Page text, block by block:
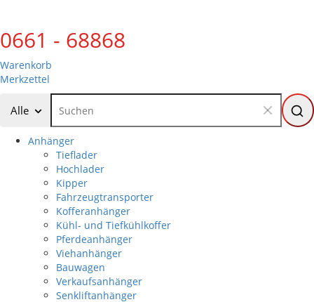
0661 - 68868
Warenkorb
Merkzettel
Alle
Anhänger
Tieflader
Hochlader
Kipper
Fahrzeugtransporter
Kofferanhänger
Kühl- und Tiefkühlkoffer
Pferdeanhänger
Viehanhänger
Bauwagen
Verkaufsanhänger
Senkliftanhänger